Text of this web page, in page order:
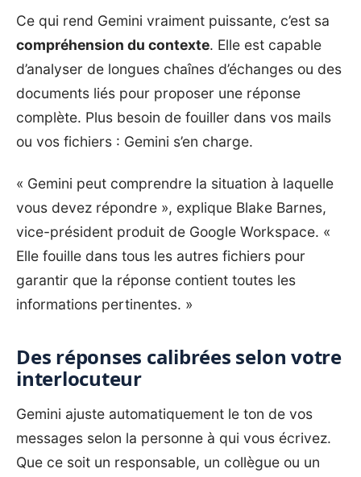
Ce qui rend Gemini vraiment puissante, c’est sa
compréhension du contexte. Elle est capable
d’analyser de longues chaînes d’échanges ou des
documents liés pour proposer une réponse
complète. Plus besoin de fouiller dans vos mails
ou vos fichiers : Gemini s’en charge.
« Gemini peut comprendre la situation à laquelle
vous devez répondre », explique Blake Barnes,
vice-président produit de Google Workspace. «
Elle fouille dans tous les autres fichiers pour
garantir que la réponse contient toutes les
informations pertinentes. »
Des réponses calibrées selon votre
interlocuteur
Gemini ajuste automatiquement le ton de vos
messages selon la personne à qui vous écrivez.
Que ce soit un responsable, un collègue ou un